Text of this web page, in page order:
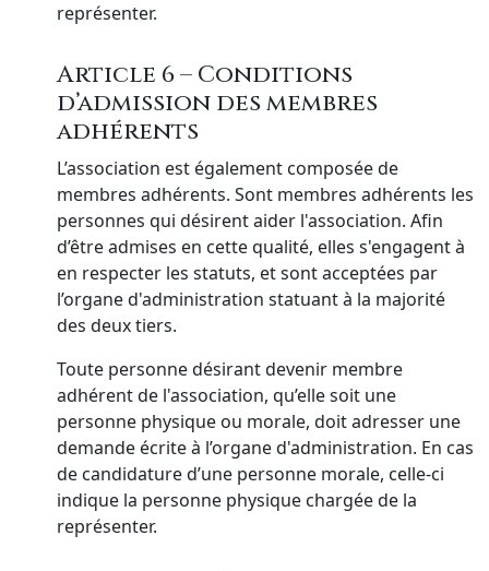
représenter.
Article 6 – Conditions
d’admission des membres
adhérents
L’association est également composée de
membres adhérents. Sont membres adhérents les
personnes qui désirent aider l'association. Afin
d’être admises en cette qualité, elles s'engagent à
en respecter les statuts, et sont acceptées par
l’organe d'administration statuant à la majorité
des deux tiers.
Toute personne désirant devenir membre
adhérent de l'association, qu’elle soit une
personne physique ou morale, doit adresser une
demande écrite à l’organe d'administration. En cas
de candidature d’une personne morale, celle-ci
indique la personne physique chargée de la
représenter.